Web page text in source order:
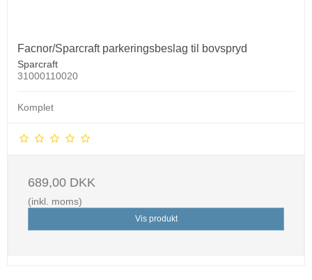
Facnor/Sparcraft parkeringsbeslag til bovspryd
Sparcraft
31000110020
Komplet
689,00 DKK
(inkl. moms)
Vis produkt